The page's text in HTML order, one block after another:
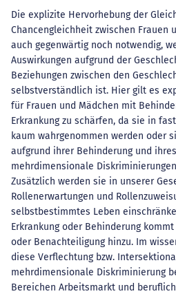
Die explizite Hervorhebung der
Chancengleichheit zwischen Frauen
auch gegenwärtig noch notwendig,
Auswirkungen aufgrund der
Beziehungen zwischen den
selbstverständlich ist. Hier gilt es
für Frauen und Mädchen mit
Erkrankung zu schärfen, da sie in
kaum wahrgenommen werden oder
aufgrund ihrer Behinderung und
mehrdimensionale
Zusätzlich werden sie in unserer
Rollenerwartungen und
selbstbestimmtes Leben
Erkrankung oder Behinderung
oder Benachteiligung hinzu. Im
diese Verflechtung bzw.
mehrdimensionale Diskriminierung
Bereichen Arbeitsmarkt und